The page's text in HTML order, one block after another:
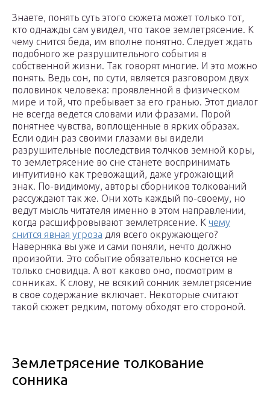
Знаете, понять суть этого сюжета может только тот,
кто однажды сам увидел, что такое землетрясение. К
чему снится беда, им вполне понятно. Следует ждать
подобного же разрушительного события в
собственной жизни. Так говорят многие. И это можно
понять. Ведь сон, по сути, является разговором двух
половинок человека: проявленной в физическом
мире и той, что пребывает за его гранью. Этот диалог
не всегда ведется словами или фразами. Порой
понятнее чувства, воплощенные в ярких образах.
Если один раз своими глазами вы видели
разрушительные последствия толчков земной коры,
то землетрясение во сне станете воспринимать
интуитивно как тревожащий, даже угрожающий
знак. По-видимому, авторы сборников толкований
рассуждают так же. Они хоть каждый по-своему, но
ведут мысль читателя именно в этом направлении,
когда расшифровывают землетрясение. К чему
снится явная угроза для всего окружающего?
Наверняка вы уже и сами поняли, нечто должно
произойти. Это событие обязательно коснется не
только сновидца. А вот каково оно, посмотрим в
сонниках. К слову, не всякий сонник землетрясение
в свое содержание включает. Некоторые считают
такой сюжет редким, потому обходят его стороной.
Землетрясение толкование
сонника